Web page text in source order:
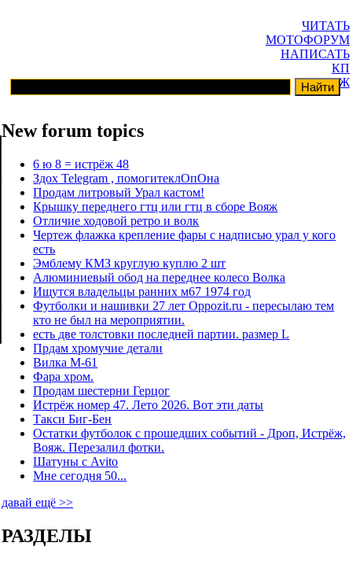
ЧИТАТЬ
МОТОФОРУМ
НАПИСАТЬ
КП
ГАРАЖ
New forum topics
6 ю 8 = истрёж 48
Здох Telegram , помогитеклОпОна
Продам литровый Урал кастом!
Крышку переднего гтц или гтц в сборе Вояж
Отличие ходовой ретро и волк
Чертеж флажка крепление фары с надписью урал у кого
есть
Эмблему КМЗ круглую куплю 2 шт
Алюминиевый обод на переднее колесо Волка
Ищутся владельцы ранних м67 1974 год
Футболки и нашивки 27 лет Oppozit.ru - пересылаю тем
кто не был на мероприятии.
есть две толстовки последней партии. размер L
Прдам хромучие детали
Вилка М-61
Фара хром.
Продам шестерни Герцог
Истрёж номер 47. Лето 2026. Вот эти даты
Такси Биг-Бен
Остатки футболок с прошедших событий - Дроп, Истрёж,
Вояж. Перезалил фотки.
Шатуны с Avito
Мне сегодня 50...
давай ещё >>
РАЗДЕЛЫ